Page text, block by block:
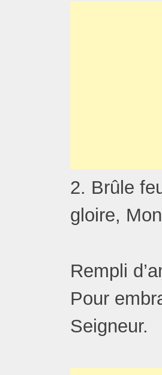
2. Brûle
gloire,
Rempli
Pour
Seigneur.